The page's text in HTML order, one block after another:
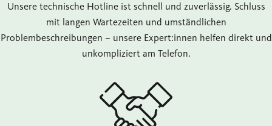
Unsere technische Hotline ist schnell und zuverlässig. Schluss
mit langen Wartezeiten und umständlichen
Problembeschreibungen – unsere Expert:innen helfen direkt und
unkompliziert am Telefon.